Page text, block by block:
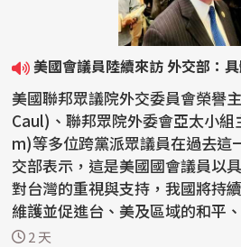
美國會議員陸續來訪 外交部：
美國聯邦眾議院外交委員會榮譽
Caul)、聯邦眾院外委會亞太小
m)等多位跨黨派眾議員在過去這
交部表示，這是美國國會議員以
對台灣的重視與支持，我國將持
維護並促進台、美及區域的和平、穩定
邦眾...
2 天